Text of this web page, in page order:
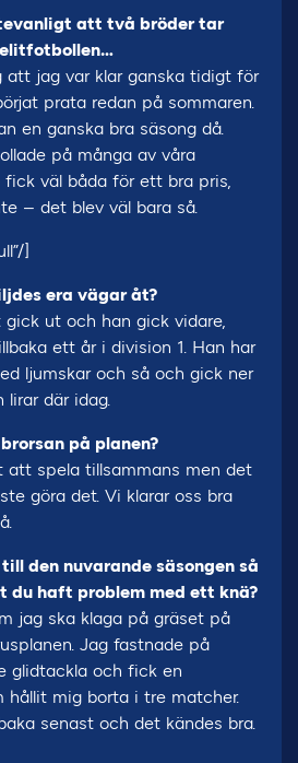
att två bröder tar
att jag var klar ganska tidigt för
prata redan på sommaren.
en ganska bra säsong då.
på många av våra
fick väl båda för ett bra pris,
– det blev väl bara så.
]
era vägar åt?
ut och han gick vidare,
ett år i division 1. Han har
ljumskar och så och gick ner
lirar där idag.
på planen?
att spela tillsammans men det
göra det. Vi klarar oss bra
den nuvarande säsongen så
haft problem med ett knä?
jag ska klaga på gräset på
Jag fastnade på
glidtackla och fick en
hållit mig borta i tre matcher.
senast och det kändes bra.